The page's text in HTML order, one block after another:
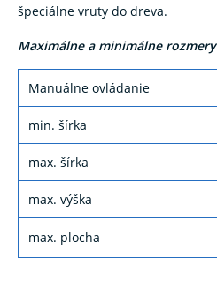
špeciálne vruty do dreva.
Maximálne a minimálne rozmery
Manuálne ovládanie
min. šírka
max. šírka
max. výška
max. plocha